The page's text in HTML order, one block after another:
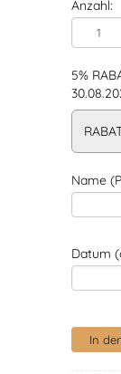
Anzahl:
5%
Name
Datum